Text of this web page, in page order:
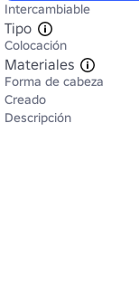
Intercambiable
Tipo
Colocación
Materiales
Forma de cabeza
Creado
Descripción